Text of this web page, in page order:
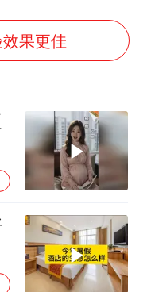
开幕式红裙起舞
机下线
店主称换“青海拉面”招牌后生意更好
泰国初中生饮弹自尽前开了26枪
震
育强国建设
果更佳